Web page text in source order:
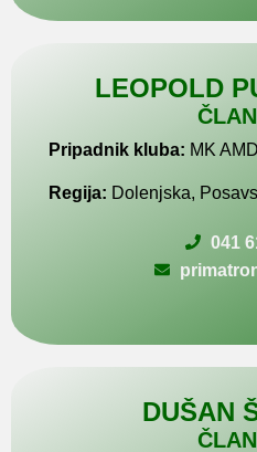
LEOPOLD
Pripadnik kluba: MK
Regija: Dolenjska,
041
DUŠAN